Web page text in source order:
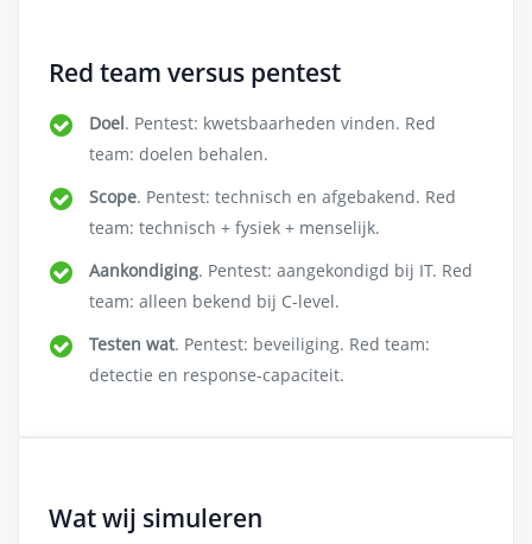
Red team versus pentest
Doel. Pentest: kwetsbaarheden vinden. Red
team: doelen behalen.
Scope. Pentest: technisch en afgebakend. Red
team: technisch + fysiek + menselijk.
Aankondiging. Pentest: aangekondigd bij IT. Red
team: alleen bekend bij C-level.
Testen wat. Pentest: beveiliging. Red team:
detectie en response-capaciteit.
Wat wij simuleren